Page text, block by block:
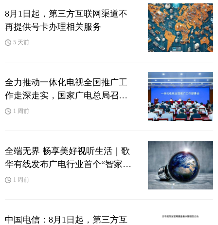
8月1日起，第三方互联网渠道不
再提供号卡办理相关服务
5 天前
全力推动一体化电视全国推广工
作走深走实，国家广电总局召开
最新会议
1 周前
全端无界 畅享美好视听生活｜歌
华有线发布广电行业首个“智家·
全端通”AI智能体产品
1 周前
中国电信：8月1日起，第三方互